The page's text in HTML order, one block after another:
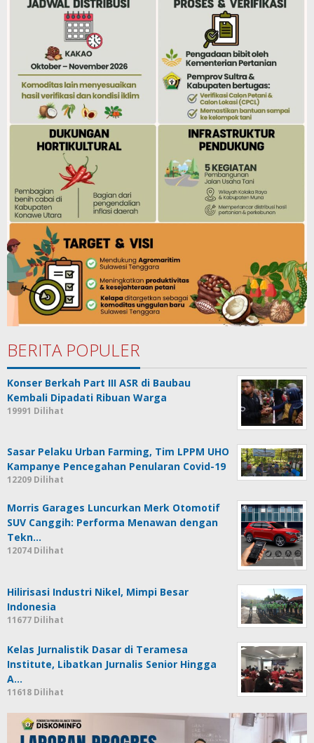
BERITA POPULER
Konser Berkah Part III ASR di Baubau
Kembali Dipadati Ribuan Warga
19991 Dilihat
Sasar Pelaku Urban Farming, Tim LPPM UHO
Kampanye Pencegahan Penularan Covid-19
12209 Dilihat
Morris Garages Luncurkan Merk Otomotif
SUV Canggih: Performa Menawan dengan
Tekn…
12074 Dilihat
Hilirisasi Industri Nikel, Mimpi Besar
Indonesia
11677 Dilihat
Kelas Jurnalistik Dasar di Teramesa
Institute, Libatkan Jurnalis Senior Hingga
A…
11618 Dilihat